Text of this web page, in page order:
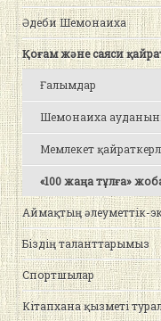
Әдеби Шемонаиха
Қоғам және саяси
Ғалымдар
Шемонаиха
Мемлекет
«100 жаңа тұлға»
Аймақтың әлеуметтік-
Біздің таланттарымыз
Спортшылар
Кітапхана қызметі